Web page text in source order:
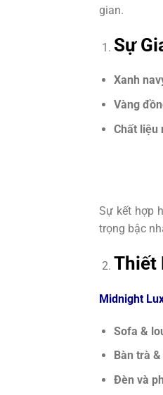
gian.
Sự
Xanh
Vàng
Chất liệu
Sự kết hợp
trọng bậc
Thiết
Midnight
Sofa &
Bàn trà
Đèn và